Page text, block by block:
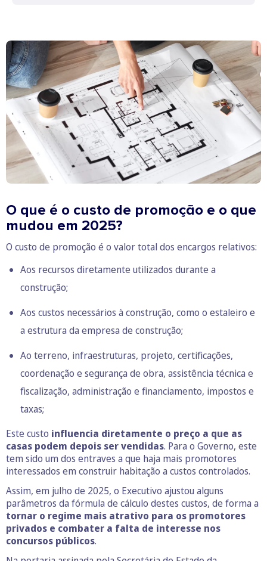
O que é o custo de promoção e o que
mudou em 2025?
O custo de promoção é o valor total dos encargos relativos:
Aos recursos diretamente utilizados durante a
construção;
Aos custos necessários à construção, como o estaleiro e
a estrutura da empresa de construção;
Ao terreno, infraestruturas, projeto, certificações,
coordenação e segurança de obra, assistência técnica e
fiscalização, administração e financiamento, impostos e
taxas;
Este custo influencia diretamente o preço a que as
casas podem depois ser vendidas. Para o Governo, este
tem sido um dos entraves a que haja mais promotores
interessados em construir habitação a custos controlados.
Assim, em julho de 2025, o Executivo ajustou alguns
parâmetros da fórmula de cálculo destes custos, de forma a
tornar o regime mais atrativo para os promotores
privados e combater a falta de interesse nos
concursos públicos.